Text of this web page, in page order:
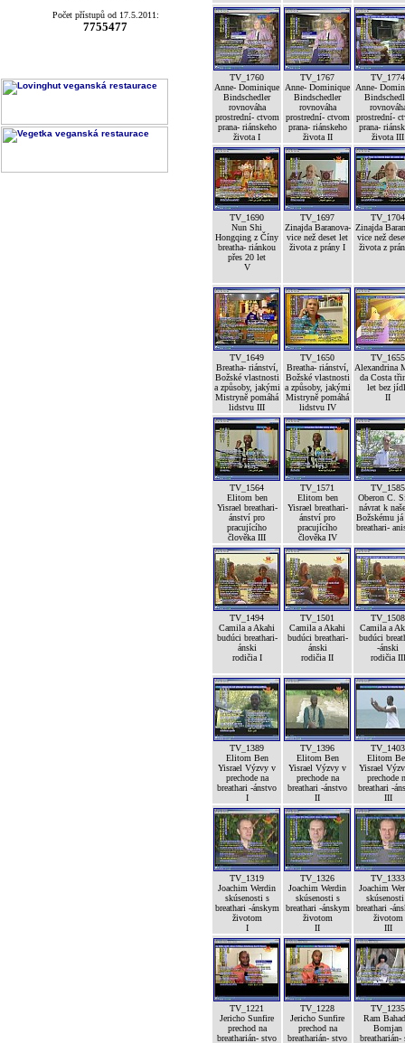
Počet přístupů od 17.5.2011:
7755477
TV_1760
Anne- Dominique
Bindschedler
rovnováha
prostrední- ctvom
prana- riánskeho
života I
TV_1767
Anne- Dominique
Bindschedler
rovnováha
prostrední- ctvom
prana- riánskeho
života II
TV_1774
Anne-
prostrední-
prana-
života III
TV_1690
Nun Shi
Hongqing z Číny
breatha- riánkou
přes 20 let
V
TV_1697
Zinajda Baranova-
vice než deset let
života z prány I
TV_1704
Zinajda
vice než
života z
TV_1649
Breatha- riánství,
Božské vlastnosti
a způsoby, jakými
Mistryně pomáhá
lidstvu III
TV_1650
Breatha- riánství,
Božské vlastnosti
a způsoby, jakými
Mistryně pomáhá
lidstvu IV
TV_1655
Alexandrina
da Costa
let bez
II
TV_1564
Elitom ben
Yisrael breathari-
ánství pro
pracujícího
člověka III
TV_1571
Elitom ben
Yisrael breathari-
ánství pro
pracujícího
člověka IV
TV_1585
Oberon C.
návrat k
Božskému já
breathari-
TV_1494
Camila a Akahi
budúci breathari-
ánski
rodičia I
TV_1501
Camila a Akahi
budúci breathari-
ánski
rodičia II
TV_1508
Camila a
budúci
-ánski
rodičia III
TV_1389
Elitom Ben
Yisrael Výzvy v
prechode na
breathari -ánstvo
I
TV_1396
Elitom Ben
Yisrael Výzvy v
prechode na
breathari -ánstvo
II
TV_1403
Elitom
Yisrael
prechode
breathari -
III
TV_1319
Joachim Werdin
skúsenosti s
breathari -ánskym
životom
I
TV_1326
Joachim Werdin
skúsenosti s
breathari -ánskym
životom
II
TV_1333
Joachim
breathari -
životom
III
TV_1221
Jericho Sunfire
prechod na
breatharián- stvo
TV_1228
Jericho Sunfire
prechod na
breatharián- stvo
TV_1235
Ram
Bomjan
breatharián-